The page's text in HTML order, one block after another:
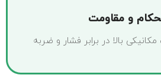
و مقاومت
بالا در برابر فشار و ضربه